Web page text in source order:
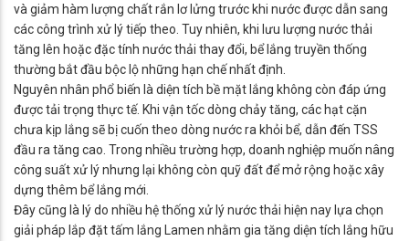
và giảm hàm lượng chất rắn lơ lửng trước khi nước được dẫn sang
các công trình xử lý tiếp theo. Tuy nhiên, khi lưu lượng nước thải
tăng lên hoặc đặc tính nước thải thay đổi, bể lắng truyền thống
thường bắt đầu bộc lộ những hạn chế nhất định.
Nguyên nhân phổ biến là diện tích bề mặt lắng không còn đáp ứng
được tải trọng thực tế. Khi vận tốc dòng chảy tăng, các hạt cặn
chưa kịp lắng sẽ bị cuốn theo dòng nước ra khỏi bể, dẫn đến TSS
đầu ra tăng cao. Trong nhiều trường hợp, doanh nghiệp muốn nâng
công suất xử lý nhưng lại không còn quỹ đất để mở rộng hoặc xây
dựng thêm bể lắng mới.
Đây cũng là lý do nhiều hệ thống xử lý nước thải hiện nay lựa chọn
giải pháp lắp đặt tấm lắng Lamen nhằm gia tăng diện tích lắng hữu